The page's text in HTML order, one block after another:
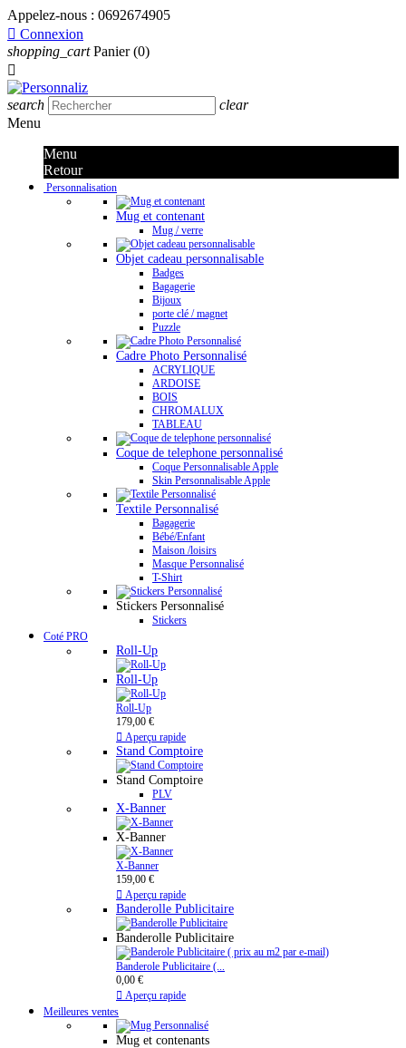
Appelez-nous : 0692674905
 Connexion
shopping_cart Panier (0)

search
clear
Menu
Menu
Retour
Personnalisation
Mug et contenant
Mug / verre
Objet cadeau personnalisable
Badges
Bagagerie
Bijoux
porte clé / magnet
Puzzle
Cadre Photo Personnalisé
ACRYLIQUE
ARDOISE
BOIS
CHROMALUX
TABLEAU
Coque de telephone personnalisé
Coque Personnalisable Apple
Skin Personnalisable Apple
Textile Personnalisé
Bagagerie
Bébé/Enfant
Maison /loisirs
Masque Personnalisé
T-Shirt
Stickers Personnalisé
Stickers
Coté PRO
Roll-Up
Roll-Up
Roll-Up
179,00 €
 Aperçu rapide
Stand Comptoire
Stand Comptoire
PLV
X-Banner
X-Banner
X-Banner
159,00 €
 Aperçu rapide
Banderolle Publicitaire
Banderolle Publicitaire
Banderole Publicitaire (...
0,00 €
 Aperçu rapide
Meilleures ventes
Mug et contenants